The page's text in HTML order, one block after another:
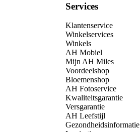
Services
Klantenservice
Winkelservices
Winkels
AH Mobiel
Mijn AH Miles
Voordeelshop
Bloemenshop
AH Fotoservice
Kwaliteitsgarantie
Versgarantie
AH Leefstijl
Gezondheidsinformatie